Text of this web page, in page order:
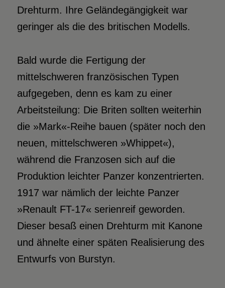
Drehturm. Ihre Geländegängigkeit war
geringer als die des britischen Modells.
Bald wurde die Fertigung der
mittelschweren französischen Typen
aufgegeben, denn es kam zu einer
Arbeitsteilung: Die Briten sollten weiterhin
die »Mark«-Reihe bauen (später noch den
neuen, mittelschweren »Whippet«),
während die Franzosen sich auf die
Produktion leichter Panzer konzentrierten.
1917 war nämlich der leichte Panzer
»Renault FT-17« serienreif geworden.
Dieser besaß einen Drehturm mit Kanone
und ähnelte einer späten Realisierung des
Entwurfs von Burstyn.